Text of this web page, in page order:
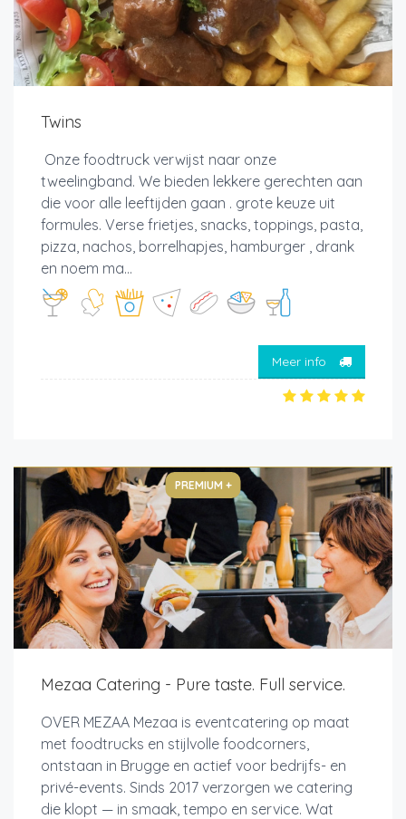
Twins
Onze foodtruck verwijst naar onze
tweelingband. We bieden lekkere gerechten aan
die voor alle leeftijden gaan . grote keuze uit
formules. Verse frietjes, snacks, toppings, pasta,
pizza, nachos, borrelhapjes, hamburger , drank
en noem ma...
Meer info
PREMIUM +
Mezaa Catering - Pure taste. Full service.
OVER MEZAA Mezaa is eventcatering op maat
met foodtrucks en stijlvolle foodcorners,
ontstaan in Brugge en actief voor bedrijfs- en
privé-events. Sinds 2017 verzorgen we catering
die klopt — in smaak, tempo en service. Wat